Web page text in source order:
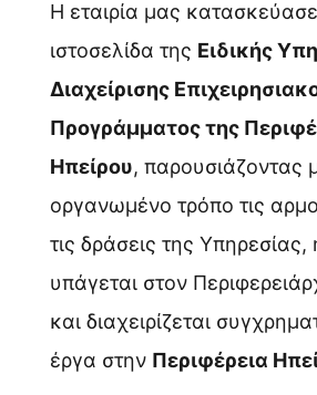
Η εταιρία μας
ιστοσελίδα της Ειδικής
Διαχείρισης
Προγράμματος της
Ηπείρου, παρουσιάζοντας
οργανωμένο τρόπο τις
τις δράσεις της Υπηρεσίας,
υπάγεται στον
και διαχειρίζεται
έργα στην Περιφέρεια